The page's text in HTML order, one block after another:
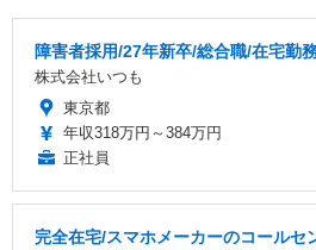
障害者採用/27年新卒/総合職/在宅勤
株式会社いつも
東京都
年収318万円～384万円
正社員
完全在宅/スマホメーカーのコール